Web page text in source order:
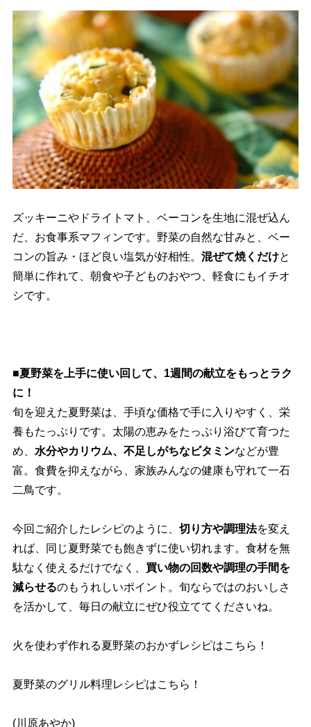
ズッキーニやドライトマト、ベーコンを生地に混ぜ込ん
だ、お食事系マフィンです。野菜の自然な甘みと、ベー
コンの旨み・ほど良い塩気が好相性。 混ぜて焼くだけと
簡単に作れて、朝食や子どものおやつ、軽食にもイチオ
シです。
■夏野菜を上手に使い回して、1週間の献立をもっとラク
に！
旬を迎えた夏野菜は、手頃な価格で手に入りやすく、栄
養もたっぷりです。太陽の恵みをたっぷり浴びて育つた
め、 水分やカリウム、不足しがちなビタミンなどが豊
富。食費を抑えながら、家族みんなの健康も守れて一石
二鳥です。
今回ご紹介したレシピのように、 切り方や調理法を変え
れば、同じ夏野菜でも飽きずに使い切れます。食材を無
駄なく使えるだけでなく、 買い物の回数や調理の手間を
減らせるのもうれしいポイント。旬ならではのおいしさ
を活かして、毎日の献立にぜひ役立ててくださいね。
火を使わず作れる夏野菜のおかずレシピはこちら！
夏野菜のグリル料理レシピはこちら！
(川原あやか)